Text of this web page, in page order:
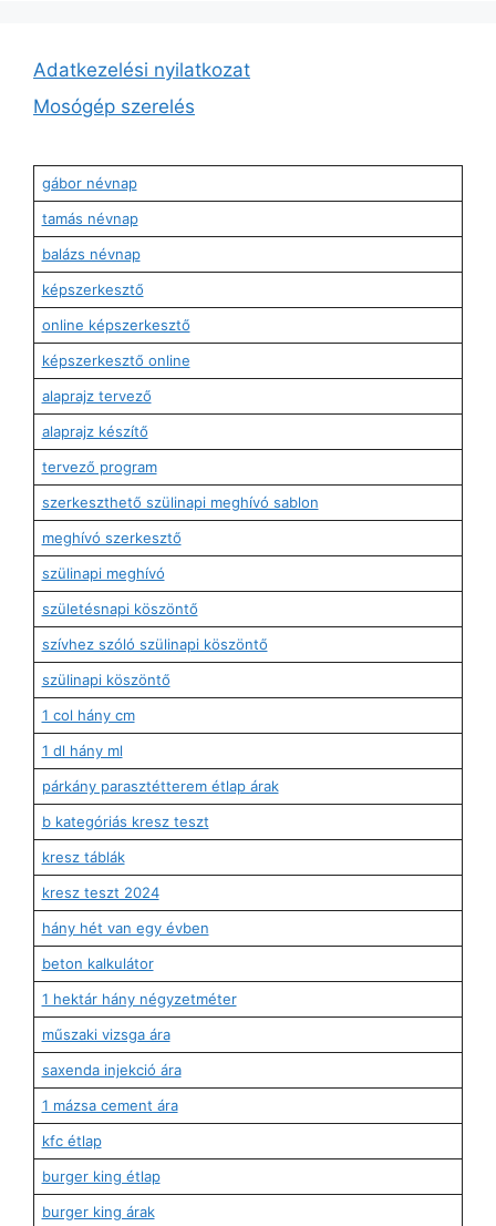
Adatkezelési nyilatkozat
Mosógép szerelés
gábor névnap
tamás névnap
balázs névnap
képszerkesztő
online képszerkesztő
képszerkesztő online
alaprajz tervező
alaprajz készítő
tervező program
szerkeszthető szülinapi meghívó sablon
meghívó szerkesztő
szülinapi meghívó
születésnapi köszöntő
szívhez szóló szülinapi köszöntő
szülinapi köszöntő
1 col hány cm
1 dl hány ml
párkány parasztétterem étlap árak
b kategóriás kresz teszt
kresz táblák
kresz teszt 2024
hány hét van egy évben
beton kalkulátor
1 hektár hány négyzetméter
műszaki vizsga ára
saxenda injekció ára
1 mázsa cement ára
kfc étlap
burger king étlap
burger king árak